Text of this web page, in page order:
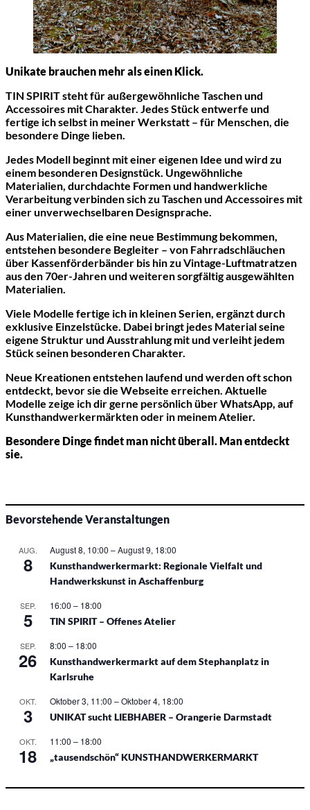
Unikate brauchen mehr als einen Klick.
TIN SPIRIT steht für außergewöhnliche Taschen und
Accessoires mit Charakter. Jedes Stück entwerfe und
fertige ich selbst in meiner Werkstatt – für Menschen, die
besondere Dinge lieben.
Jedes Modell beginnt mit einer eigenen Idee und wird zu
einem besonderen Designstück. Ungewöhnliche
Materialien, durchdachte Formen und handwerkliche
Verarbeitung verbinden sich zu Taschen und Accessoires mit
einer unverwechselbaren Designsprache.
Aus Materialien, die eine neue Bestimmung bekommen,
entstehen besondere Begleiter – von Fahrradschläuchen
über Kassenförderbänder bis hin zu Vintage-Luftmatratzen
aus den 70er-Jahren und weiteren sorgfältig ausgewählten
Materialien.
Viele Modelle fertige ich in kleinen Serien, ergänzt durch
exklusive Einzelstücke. Dabei bringt jedes Material seine
eigene Struktur und Ausstrahlung mit und verleiht jedem
Stück seinen besonderen Charakter.
Neue Kreationen entstehen laufend und werden oft schon
entdeckt, bevor sie die Webseite erreichen. Aktuelle
Modelle zeige ich dir gerne persönlich über WhatsApp, auf
Kunsthandwerkermärkten oder in meinem Atelier.
Besondere Dinge findet man nicht überall. Man entdeckt
sie.
Bevorstehende Veranstaltungen
AUG.
8
August 8, 10:00 –August 9, 18:00
Kunsthandwerkermarkt: Regionale Vielfalt und
Handwerkskunst in Aschaffenburg
SEP.
5
16:00 – 18:00
TIN SPIRIT – Offenes Atelier
SEP.
26
8:00 – 18:00
Kunsthandwerkermarkt auf dem Stephanplatz in
Karlsruhe
OKT.
3
Oktober 3, 11:00 –Oktober 4, 18:00
UNIKAT sucht LIEBHABER – Orangerie Darmstadt
OKT.
18
11:00 – 18:00
„tausendschön“ KUNSTHANDWERKERMARKT